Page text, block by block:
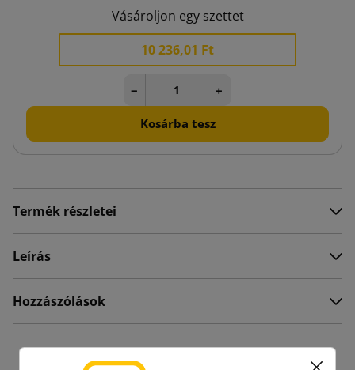
Vásároljon egy szettet
10 236,01 Ft
− +
Kosárba tesz
Termék részletei
Leírás
Hozzászólások